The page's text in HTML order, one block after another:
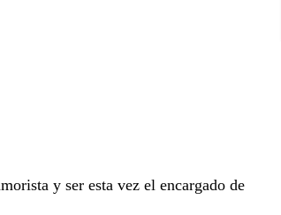
y ser esta vez el encargado de